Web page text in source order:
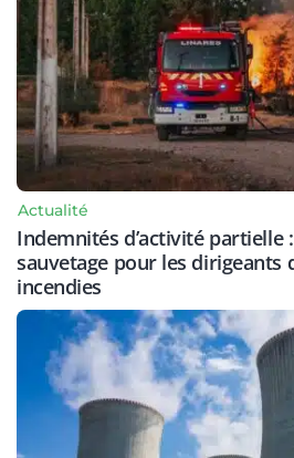
Actualité
Indemnités d’activité partielle
sauvetage pour les dirigeants
incendies